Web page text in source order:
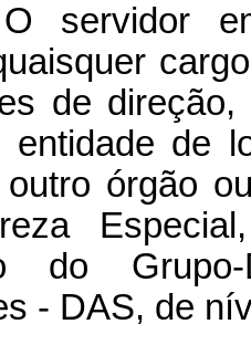
servidor
de
entidade de
órgão
do Grupo-
- DAS, de